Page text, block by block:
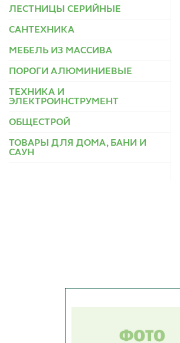
ЛЕСТНИЦЫ СЕРИЙНЫЕ
САНТЕХНИКА
МЕБЕЛЬ ИЗ МАССИВА
ПОРОГИ АЛЮМИНИЕВЫЕ
ТЕХНИКА И
ЭЛЕКТРОИНСТРУМЕНТ
ОБЩЕСТРОЙ
ТОВАРЫ ДЛЯ ДОМА, БАНИ И
САУН